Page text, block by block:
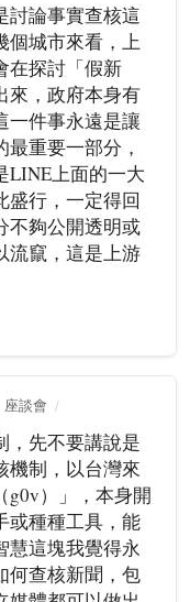
討論事實查核這
個城市來看，上
在探討「假新
來，政府本身有
一件事永遠是讓
最重要一部分，
LINE上面的一大
盛行，一定得回
不夠公開透明或
流竄，這是上游
談會
，先不要講說是
機制，以台灣來
g0v）」，本身開
或種種工具，能
慧這塊我覺得永
何查核新聞，包